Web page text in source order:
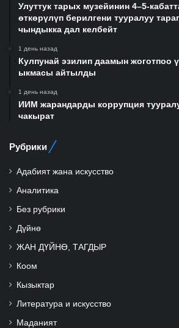
Улуттук тарых музейинин 4–5-
өткөрүлүп берилгени тууралуу
чындыкка дал келбейт
1 день назад
Кулпунай эзилип даамын жоготпоо
ыкмасы айтылды
1 день назад
ИИМ жарандарды коррупция
чакырат
Рубрики
Адабият жана искусство
Аналитика
Без рубрики
Дүйнө
ЖАН ДҮЙНӨ, ТАГДЫР
Коом
Кызыктар
Литература и искусство
Маданият